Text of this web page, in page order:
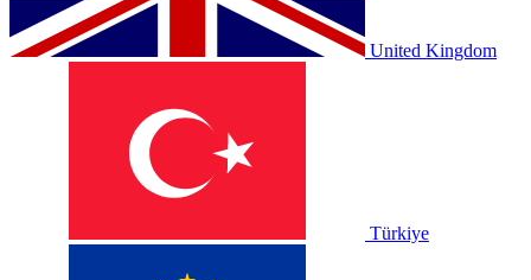
United Kingdom
Türkiye